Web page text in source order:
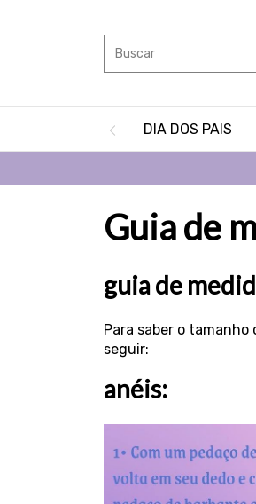
DIA DOS PAIS
Guia de
guia de
Para saber o
seguir:
anéis: